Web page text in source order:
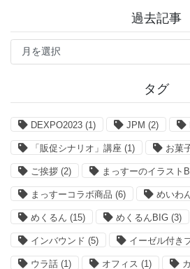
過去記事
過
記
タグ
DEXPO2023 (1) JPM (2)
「販促シナリオ」講座 (1) お菓
ご挨拶 (2) まっすーのイラスト
まっすーコラボ商品 (6) めいわ
めくるん (15) めくるんBIG (3)
インバウンド (5) イーゼル付き
ウラ話 (1) オフィス (1)